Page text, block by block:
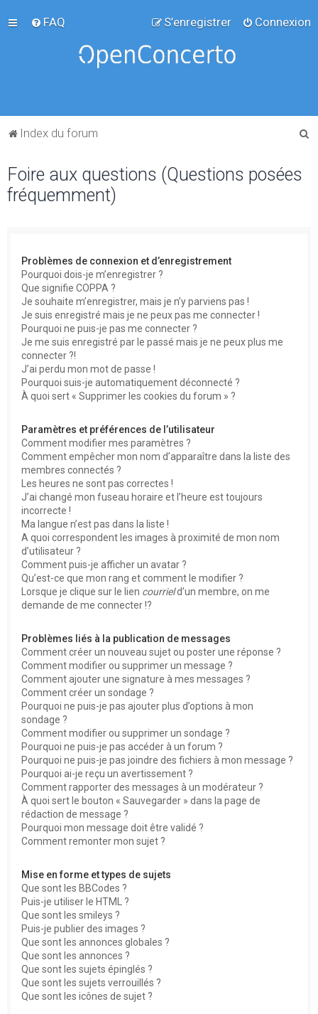
FAQ Connexion
S’enregistrer
Index du forum
Foire aux questions (Questions posées
fréquemment)
Problèmes de connexion et d’enregistrement
Pourquoi dois-je m’enregistrer ?
Que signifie COPPA ?
Je souhaite m’enregistrer, mais je n’y parviens pas !
Je suis enregistré mais je ne peux pas me connecter !
Pourquoi ne puis-je pas me connecter ?
Je me suis enregistré par le passé mais je ne peux plus me
connecter ?!
J’ai perdu mon mot de passe !
Pourquoi suis-je automatiquement déconnecté ?
À quoi sert « Supprimer les cookies du forum » ?
Paramètres et préférences de l’utilisateur
Comment modifier mes paramètres ?
Comment empêcher mon nom d’apparaître dans la liste des
membres connectés ?
Les heures ne sont pas correctes !
J’ai changé mon fuseau horaire et l’heure est toujours
incorrecte !
Ma langue n’est pas dans la liste !
A quoi correspondent les images à proximité de mon nom
d’utilisateur ?
Comment puis-je afficher un avatar ?
Qu’est-ce que mon rang et comment le modifier ?
Lorsque je clique sur le lien courrield’un membre, on me
demande de me connecter !?
Problèmes liés à la publication de messages
Comment créer un nouveau sujet ou poster une réponse ?
Comment modifier ou supprimer un message ?
Comment ajouter une signature à mes messages ?
Comment créer un sondage ?
Pourquoi ne puis-je pas ajouter plus d’options à mon
sondage ?
Comment modifier ou supprimer un sondage ?
Pourquoi ne puis-je pas accéder à un forum ?
Pourquoi ne puis-je pas joindre des fichiers à mon message ?
Pourquoi ai-je reçu un avertissement ?
Comment rapporter des messages à un modérateur ?
À quoi sert le bouton « Sauvegarder » dans la page de
rédaction de message ?
Pourquoi mon message doit être validé ?
Comment remonter mon sujet ?
Mise en forme et types de sujets
Que sont les BBCodes ?
Puis-je utiliser le HTML ?
Que sont les smileys ?
Puis-je publier des images ?
Que sont les annonces globales ?
Que sont les annonces ?
Que sont les sujets épinglés ?
Que sont les sujets verrouillés ?
Que sont les icônes de sujet ?